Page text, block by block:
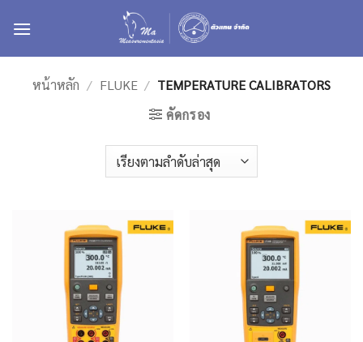
หน้าหลัก / FLUKE / TEMPERATURE CALIBRATORS
คัดกรอง